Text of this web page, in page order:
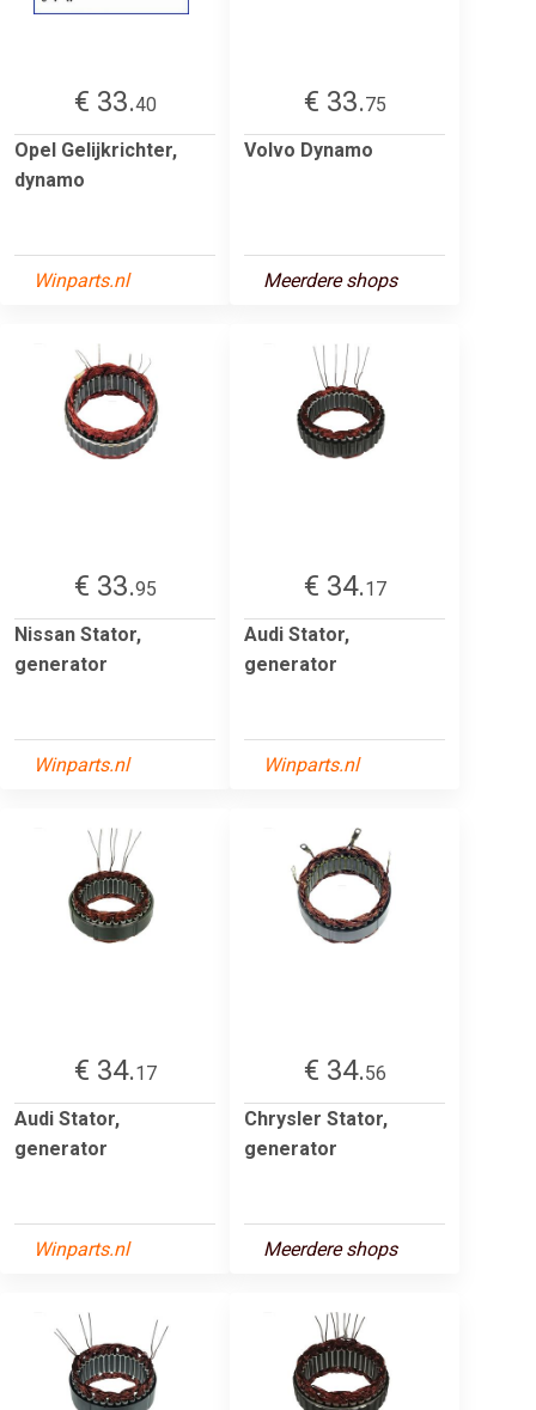
€ 33.40
Opel Gelijkrichter,
dynamo
Winparts.nl
€ 33.75
Volvo Dynamo
Meerdere shops
€ 33.95
Nissan Stator,
generator
Winparts.nl
€ 34.17
Audi Stator,
generator
Winparts.nl
€ 34.17
Audi Stator,
generator
Winparts.nl
€ 34.56
Chrysler Stator,
generator
Meerdere shops